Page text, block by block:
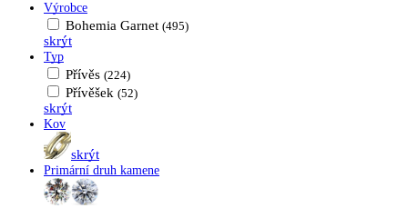
Výrobce
Bohemia Garnet (495)
skrýt
Typ
Přívěs (224)
Přívěšek (52)
skrýt
Kov
skrýt
Primární druh kamene